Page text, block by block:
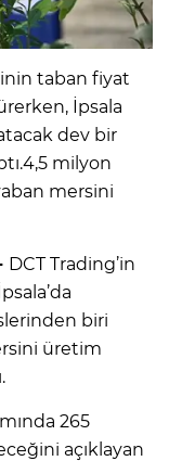
taban fiyat
İpsala
dev bir
milyon
mersini
DCT Trading’in
biri
üretim
265
açıklayan